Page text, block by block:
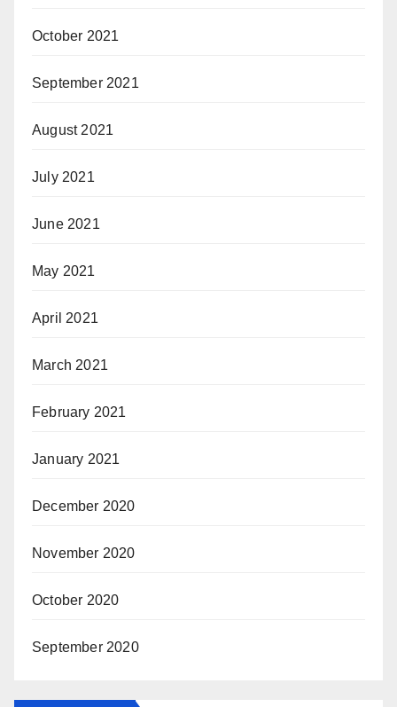
October 2021
September 2021
August 2021
July 2021
June 2021
May 2021
April 2021
March 2021
February 2021
January 2021
December 2020
November 2020
October 2020
September 2020